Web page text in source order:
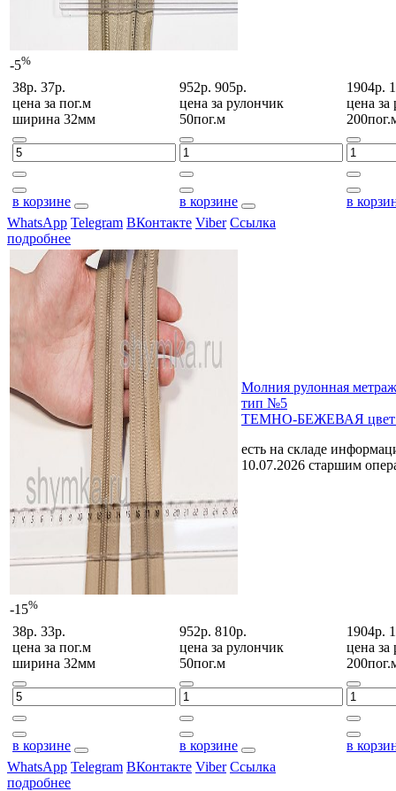
-5%
38р. 37р.
цена за пог.м
ширина 32мм
в корзине
952р. 905р.
цена за рулончик
50пог.м
в корзине
1904р.
цена за
в
WhatsApp Telegram ВКонтакте Viber Ссылка
подробнее
-15%
Молния рулонная
тип №5
ТЕМНО-БЕЖЕВАЯ цвет
есть на складе
10.07.2026 старшим
38р. 33р.
цена за пог.м
ширина 32мм
в корзине
952р. 810р.
цена за рулончик
50пог.м
в корзине
1904р.
цена за
в
WhatsApp Telegram ВКонтакте Viber Ссылка
подробнее